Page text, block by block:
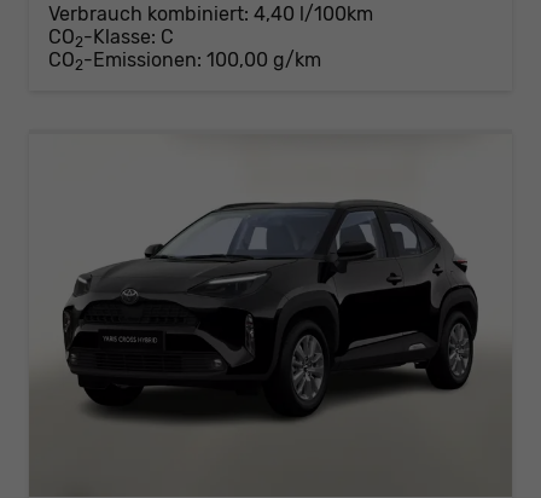
Verbrauch kombiniert: 4,40 l/100km
CO2-Klasse: C
CO2-Emissionen: 100,00 g/km